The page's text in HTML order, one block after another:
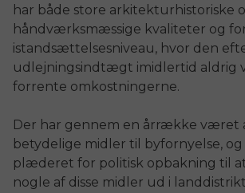
har både store arkitekturhistoriske
håndværksmæssige kvaliteter og
istandsættelsesniveau, hvor den
udlejningsindtægt imidlertid aldrig
forrente omkostningerne.
Der har gennem en årrække været
betydelige midler til byfornyelse, og
plæderet for politisk opbakning til
nogle af disse midler ud i